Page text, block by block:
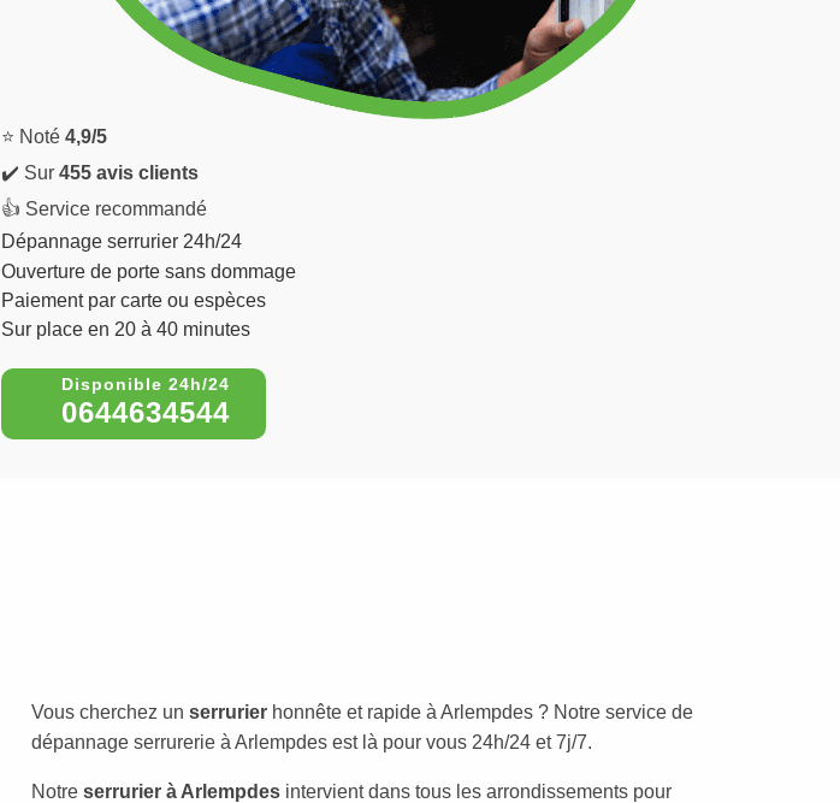
⭐ Noté 4,9/5
✔️ Sur 455 avis clients
👍 Service recommandé
Dépannage serrurier 24h/24
Ouverture de porte sans dommage
Paiement par carte ou espèces
Sur place en 20 à 40 minutes
0644634544
Vous cherchez un serrurier honnête et rapide à Arlempdes ? Notre service de
dépannage serrurerie à Arlempdes est là pour vous 24h/24 et 7j/7.
Notre serrurier à Arlempdes intervient dans tous les arrondissements pour